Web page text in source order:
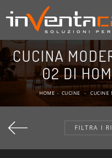
CUCINA
02 DI
HOME - CUCINE - CUCINE
FILTRA I